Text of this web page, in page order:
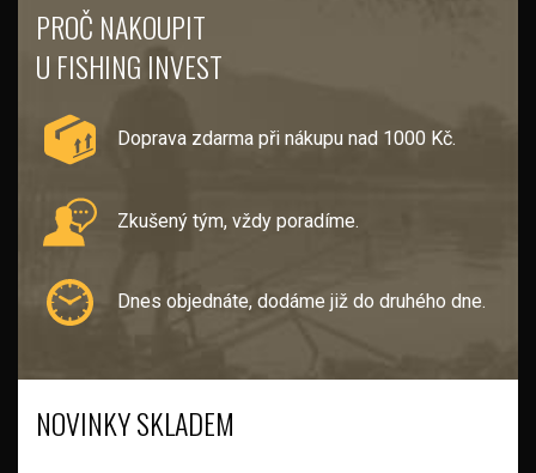
PROČ NAKOUPIT
U FISHING INVEST
Doprava zdarma při nákupu nad 1000 Kč.
Zkušený tým, vždy poradíme.
Dnes objednáte, dodáme již do druhého dne.
NOVINKY SKLADEM